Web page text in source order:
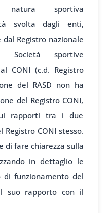
natura sportiva
svolta dagli enti,
Registro nazionale
Società sportive
CONI (c.d. Registro
del RASD non ha
del Registro CONI,
rapporti tra i due
CONI stesso.
di fare chiarezza sulla
in dettaglio le
di funzionamento del
suo rapporto con il